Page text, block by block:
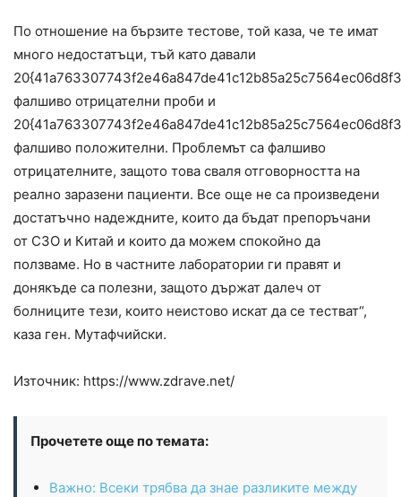
По отношение на бързите тестове, той каза, че те имат
много недостатъци, тъй като давали
фалшиво отрицателни проби и
фалшиво положителни. Проблемът са фалшиво
отрицателните, защото това сваля отговорността на
реално заразени пациенти. Все още не са произведени
достатъчно надеждните, които да бъдат препоръчани
от СЗО и Китай и които да можем спокойно да
ползваме. Но в частните лаборатории ги правят и
донякъде са полезни, защото държат далеч от
болниците тези, които неистово искат да се тестват“,
каза ген. Мутафчийски.
Източник: https://www.zdrave.net/
Прочетете още по темата:
Важно: Всеки трябва да знае разликите между